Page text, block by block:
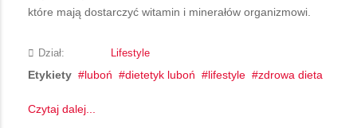
które mają dostarczyć witamin i minerałów organizmowi.
Dział: Lifestyle
Etykiety luboń dietetyk luboń lifestyle zdrowa dieta
Czytaj dalej...